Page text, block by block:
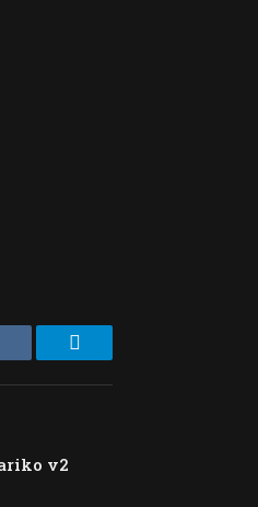
Telegram
v2